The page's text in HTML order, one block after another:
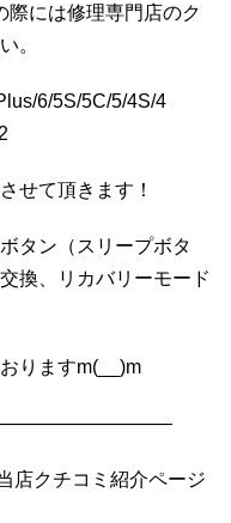
には修理専門店のク
。
6/5S/5C/5/4S/4
せて頂きます！
タン（スリープボタ
換、リカバリーモード
りますm(__)m
店クチコミ紹介ページ